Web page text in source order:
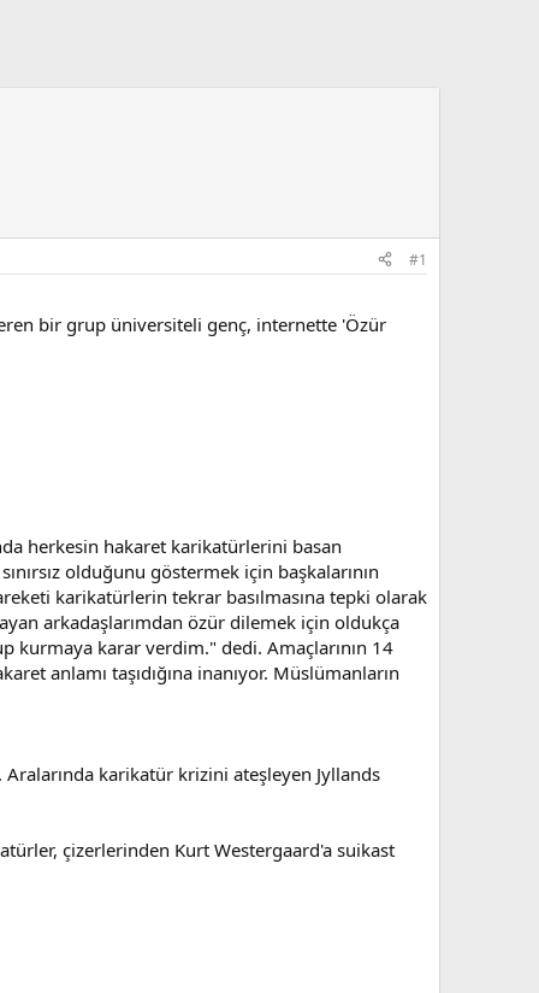
#1
bir grup üniversiteli genç, internette 'Özür
herkesin hakaret karikatürlerini basan
olduğunu göstermek için başkalarının
karikatürlerin tekrar basılmasına tepki olarak
arkadaşlarımdan özür dilemek için oldukça
kurmaya karar verdim." dedi. Amaçlarının 14
anlamı taşıdığına inanıyor. Müslümanların
karikatür krizini ateşleyen Jyllands
çizerlerinden Kurt Westergaard'a suikast